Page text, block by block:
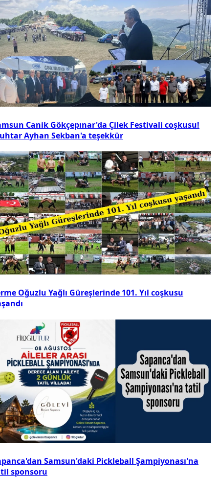
Canik Gökçepınar'da Çilek Festivali coşkusu!
Ayhan Sekban'a teşekkür
Oğuzlu Yağlı Güreşlerinde 101. Yıl coşkusu
Samsun'daki Pickleball Şampiyonası'na
sponsoru